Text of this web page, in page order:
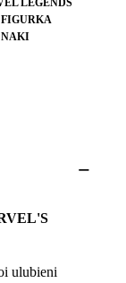
LEGENDS
ulubieni